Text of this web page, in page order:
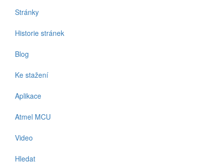
Stránky
Historie stránek
Blog
Ke stažení
Aplikace
Atmel MCU
Video
Hledat